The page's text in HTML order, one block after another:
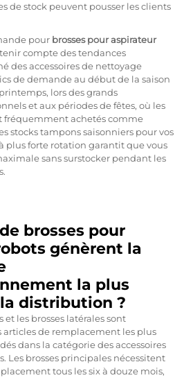
de stock peuvent pousser les clients
pour brosses pour aspirateur
compte des tendances
des accessoires de nettoyage
de demande au début de la saison
lors des grands
et aux périodes de fêtes, où les
fréquemment achetés comme
stocks tampons saisonniers pour vos
plus forte rotation garantit que vous
sans surstocker pendant les
brosses pour
génèrent la
la plus
distribution ?
et les brosses latérales sont
de remplacement les plus
dans la catégorie des accessoires
Les brosses principales nécessitent
tous les six à douze mois,